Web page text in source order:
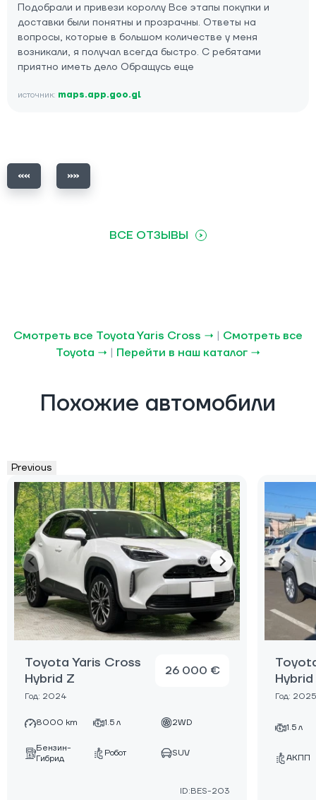
Подобрали и привези короллу Все этапы покупки и
доставки были понятны и прозрачны. Ответы на
вопросы, которые в большом количестве у меня
возникали, я получал всегда быстро. С ребятами
приятно иметь дело Обращусь еще
источник: maps.app.goo.gl
ВСЕ ОТЗЫВЫ
Смотреть все Toyota Yaris Cross → | Смотреть все
Toyota → | Перейти в наш каталог →
Похожие автомобили
Previous
Toyota Yaris Cross
Hybrid Z
Год: 2024
26 000 €
8000 km 1.5 л 2WD
Бензин-
Гибрид
Робот SUV
ID:BES-203
Год: 2025
1.5 л
АКПП